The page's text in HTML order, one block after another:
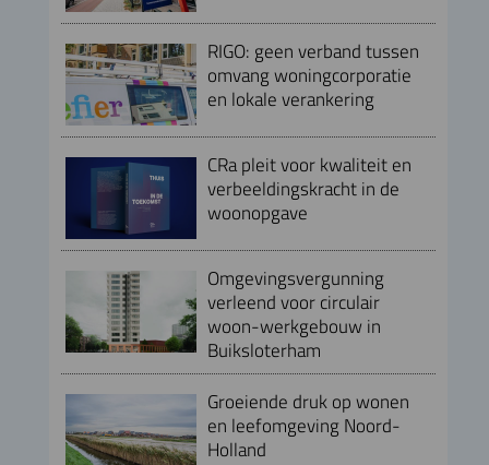
RIGO: geen verband tussen
omvang woningcorporatie
en lokale verankering
CRa pleit voor kwaliteit en
verbeeldingskracht in de
woonopgave
Omgevingsvergunning
verleend voor circulair
woon-werkgebouw in
Buiksloterham
Groeiende druk op wonen
en leefomgeving Noord-
Holland